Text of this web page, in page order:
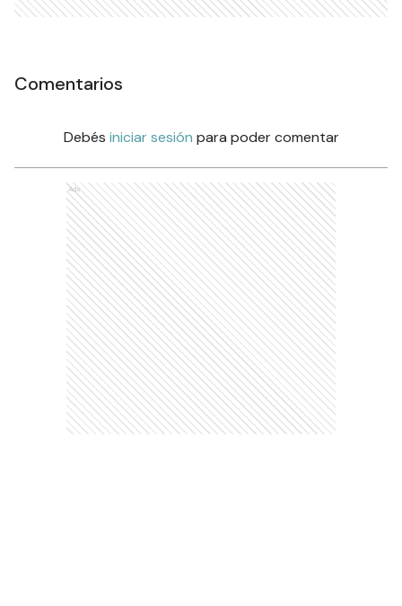
Comentarios
Debés iniciar sesión para poder comentar
Ads